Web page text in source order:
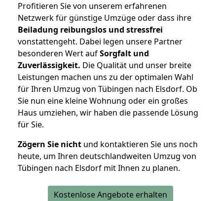
Profitieren Sie von unserem erfahrenen
Netzwerk für günstige Umzüge oder dass ihre
Beiladung reibungslos und stressfrei
vonstattengeht. Dabei legen unsere Partner
besonderen Wert aufSorgfalt und
Zuverlässigkeit. Die Qualität und unser breite
Leistungen machen uns zu der optimalen Wahl
für Ihren Umzug von Tübingen nach Elsdorf. Ob
Sie nun eine kleine Wohnung oder ein großes
Haus umziehen, wir haben die passende Lösung
für Sie.
Zögern Sie nicht und kontaktieren Sie uns noch
heute, um Ihren deutschlandweiten Umzug von
Tübingen nach Elsdorf mit Ihnen zu planen.
Kostenlose Angebote erhalten